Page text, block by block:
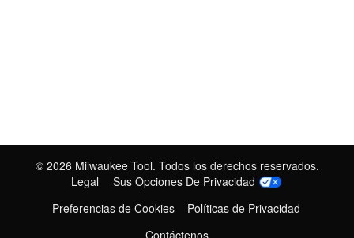
© 2026 Milwaukee Tool. Todos los derechos reservados.
Legal
Sus Opciones De Privacidad
Preferencias de Cookies
Políticas de Privacidad
Contáctenos